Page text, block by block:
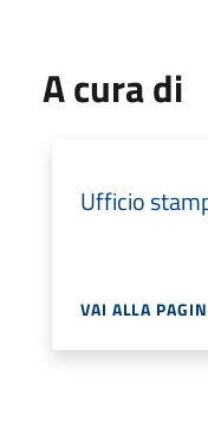
A cura di
Ufficio
VAI ALLA